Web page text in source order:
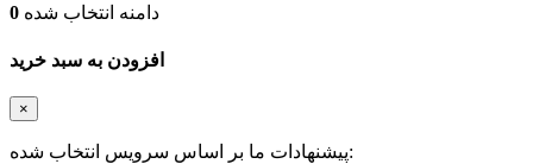
0 دامنه‌ انتخاب شده
افزودن به سبد خرید
×
پیشنهادات ما بر اساس سرویس انتخاب شده: